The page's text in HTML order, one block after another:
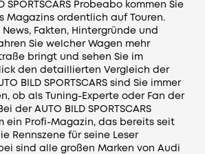
SPORTSCARS Probeabo kommen Sie
Magazins ordentlich auf Touren.
Fakten, Hintergründe und
Sie welcher Wagen mehr
bringt und sehen Sie im
den detaillierten Vergleich der
BILD SPORTSCARS sind Sie immer
ob als Tuning-Experte oder Fan der
der AUTO BILD SPORTSCARS
ein Profi-Magazin, das bereits seit
Rennszene für seine Leser
sind alle großen Marken von Audi